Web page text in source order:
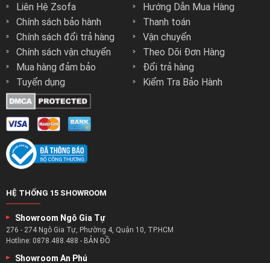
Liên Hệ Zsofa
Chính sách bảo hành
Chính sách đổi trả hàng
Chính sách vận chuyển
Mua hàng đảm bảo
Tuyển dụng
Hướng Dẫn Mua Hàng
Thanh toán
Vận chuyển
Theo Dõi Đơn Hàng
Đổi trả hàng
Kiểm Tra Bảo Hành
HỆ THỐNG 15 SHOWROOM
Showroom Ngô Gia Tự
276 - 274 Ngô Gia Tự, Phường 4, Quận 10, TP.HCM
Hotline: 0878.488.488 - BẢN ĐỒ
Showroom An Phú